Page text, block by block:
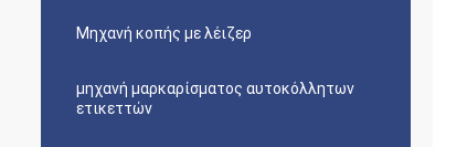
Μηχανή κοπής με λέιζερ
μηχανή μαρκαρίσματος αυτοκόλλητων
ετικεττών